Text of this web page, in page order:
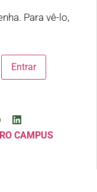
Para vê-lo,
CAMPUS